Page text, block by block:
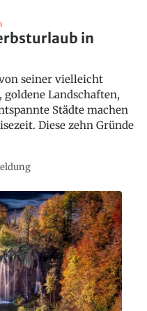
in
seiner vielleicht
Landschaften,
Städte machen
Diese zehn Gründe